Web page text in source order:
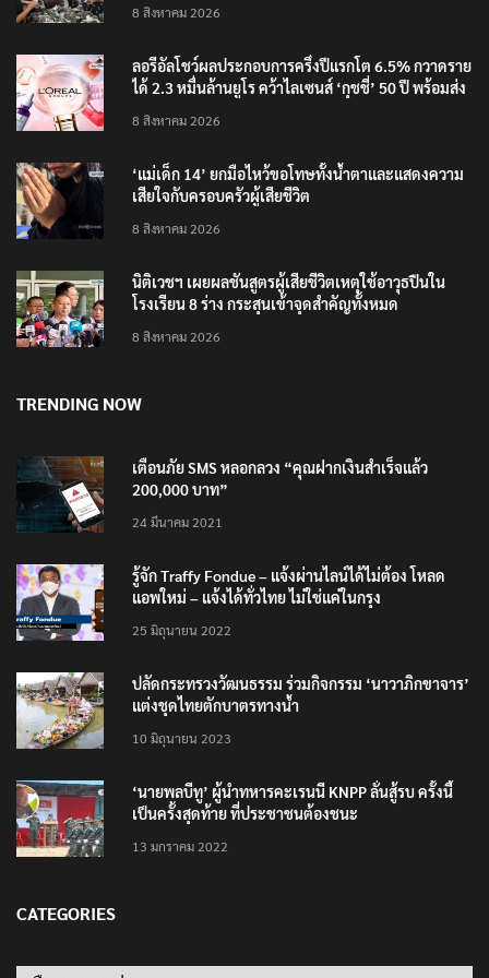
8 สิงหาคม 2026
ลอรีอัลโชว์ผลประกอบการครึ่งปีแรกโต 6.5% กวาดราย
8 สิงหาคม 2026
‘แม่เด็ก 14’ ยกมือไหว้ขอโทษทั้งน้ำตาและแสดงความ
8 สิงหาคม 2026
นิติเวชฯ เผยผลชันสูตรผู้เสียชีวิตเหตุใช้อาวุธปืนใน
เตือนภัย SMS หลอกลวง “คุณฝากเงินสำเร็จแล้ว
24 มีนาคม 2021
รู้จัก Traffy Fondue – แจ้งผ่านไลน์ได้ไม่ต้อง โหลด
แอพใหม่ – แจ้งได้ทั่วไทย ไม่ใช่แค่ในกรุง
25 มิถุนายน 2022
ปลัดกระทรวงวัฒนธรรม ร่วมกิจกรรม ‘นาวาภิกขาจาร’
แต่งชุดไทยตักบาตรทางน้ำ
10 มิถุนายน 2023